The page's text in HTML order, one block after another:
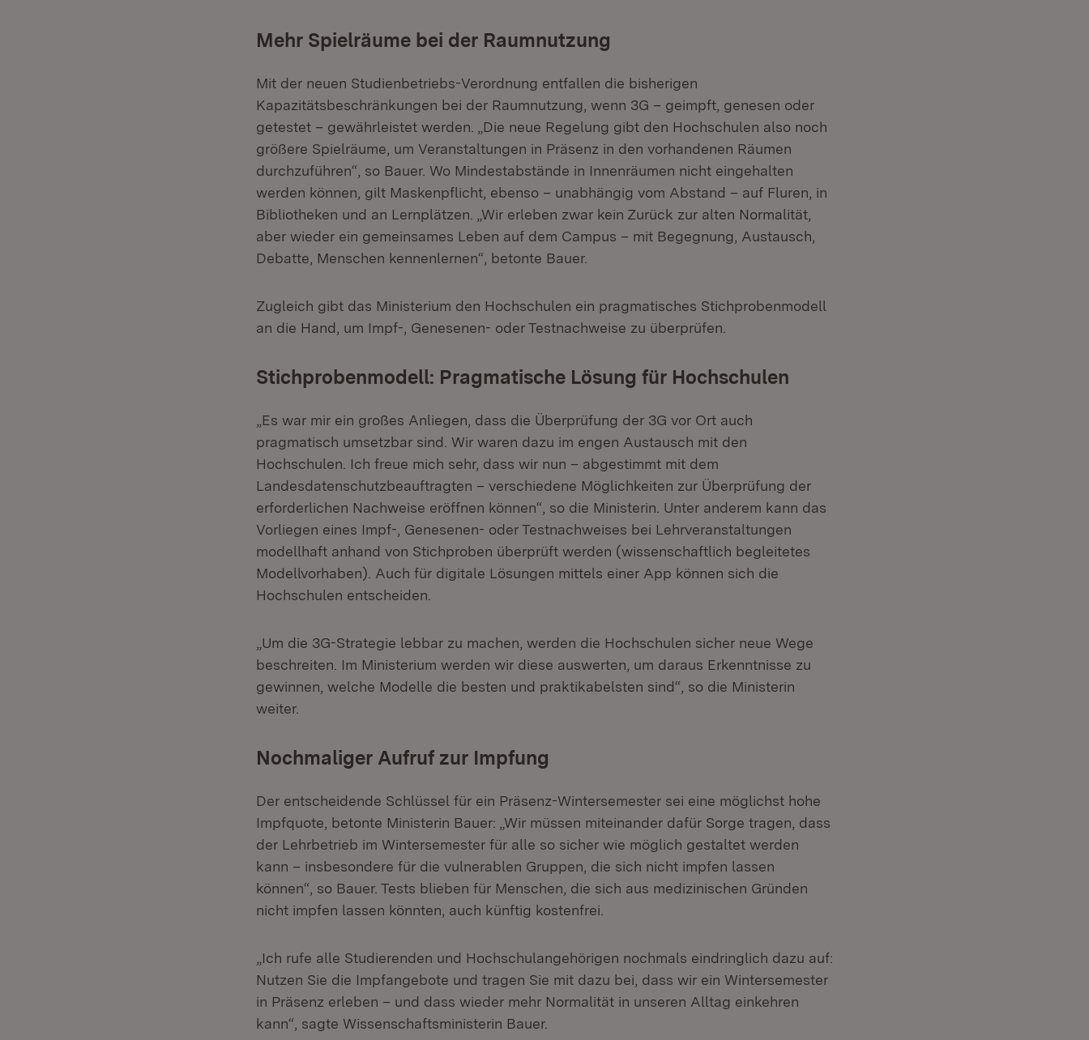
Mehr Spielräume bei der Raumnutzung
Mit der neuen Studienbetriebs-Verordnung entfallen die bisherigen
Kapazitätsbeschränkungen bei der Raumnutzung, wenn 3G – geimpft, genesen oder
getestet – gewährleistet werden. „Die neue Regelung gibt den Hochschulen also noch
größere Spielräume, um Veranstaltungen in Präsenz in den vorhandenen Räumen
durchzuführen“, so Bauer. Wo Mindestabstände in Innenräumen nicht eingehalten
werden können, gilt Maskenpflicht, ebenso – unabhängig vom Abstand – auf Fluren, in
Bibliotheken und an Lernplätzen. „Wir erleben zwar kein Zurück zur alten Normalität,
aber wieder ein gemeinsames Leben auf dem Campus – mit Begegnung, Austausch,
Debatte, Menschen kennenlernen“, betonte Bauer.
Zugleich gibt das Ministerium den Hochschulen ein pragmatisches Stichprobenmodell
an die Hand, um Impf-, Genesenen- oder Testnachweise zu überprüfen.
Stichprobenmodell: Pragmatische Lösung für Hochschulen
„Es war mir ein großes Anliegen, dass die Überprüfung der 3G vor Ort auch
pragmatisch umsetzbar sind. Wir waren dazu im engen Austausch mit den
Hochschulen. Ich freue mich sehr, dass wir nun – abgestimmt mit dem
Landesdatenschutzbeauftragten – verschiedene Möglichkeiten zur Überprüfung der
erforderlichen Nachweise eröffnen können“, so die Ministerin. Unter anderem kann das
Vorliegen eines Impf-, Genesenen- oder Testnachweises bei Lehrveranstaltungen
modellhaft anhand von Stichproben überprüft werden (wissenschaftlich begleitetes
Modellvorhaben). Auch für digitale Lösungen mittels einer App können sich die
Hochschulen entscheiden.
„Um die 3G-Strategie lebbar zu machen, werden die Hochschulen sicher neue Wege
beschreiten. Im Ministerium werden wir diese auswerten, um daraus Erkenntnisse zu
gewinnen, welche Modelle die besten und praktikabelsten sind“, so die Ministerin
weiter.
Nochmaliger Aufruf zur Impfung
Der entscheidende Schlüssel für ein Präsenz-Wintersemester sei eine möglichst hohe
Impfquote, betonte Ministerin Bauer: „Wir müssen miteinander dafür Sorge tragen, dass
der Lehrbetrieb im Wintersemester für alle so sicher wie möglich gestaltet werden
kann – insbesondere für die vulnerablen Gruppen, die sich nicht impfen lassen
können“, so Bauer. Tests blieben für Menschen, die sich aus medizinischen Gründen
nicht impfen lassen könnten, auch künftig kostenfrei.
„Ich rufe alle Studierenden und Hochschulangehörigen nochmals eindringlich dazu auf:
Nutzen Sie die Impfangebote und tragen Sie mit dazu bei, dass wir ein Wintersemester
in Präsenz erleben – und dass wieder mehr Normalität in unseren Alltag einkehren
kann“, sagte Wissenschaftsministerin Bauer.